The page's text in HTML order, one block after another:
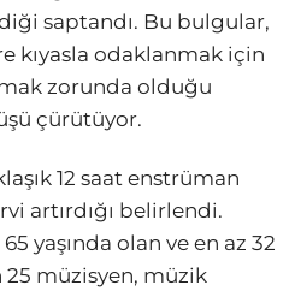
saptandı. Bu bulgular,
kıyasla odaklanmak için
zorunda olduğu
çürütüyor.
12 saat enstrüman
artırdığı belirlendi.
yaşında olan ve en az 32
25 müzisyen, müzik